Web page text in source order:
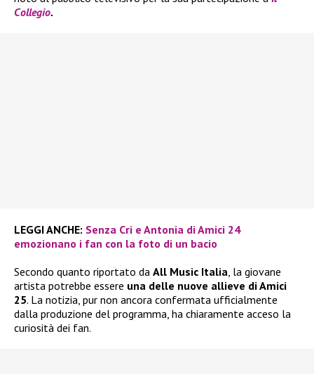
Collegio.
LEGGI ANCHE: Senza Cri e Antonia di Amici 24
emozionano i fan con la foto di un bacio
Secondo quanto riportato da All Music Italia , la giovane
artista potrebbe essere una delle nuove allieve di Amici
25. La notizia, pur non ancora confermata ufficialmente
dalla produzione del programma, ha chiaramente acceso la
curiosità dei fan.